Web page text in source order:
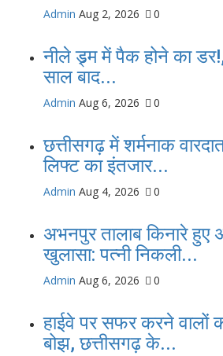
Admin Aug 2, 2026 0
नीले ड्र्म में पैक होने का
साल बाद...
Admin Aug 6, 2026 0
छत्तीसगढ़ में शर्मनाक
लिफ्ट का इंतजार...
Admin Aug 4, 2026 0
अभनपुर तालाब किनारे
खुलासा: पत्नी निकली...
Admin Aug 6, 2026 0
हाईवे पर सफर करने वालों
बोझ, छत्तीसगढ़ के...